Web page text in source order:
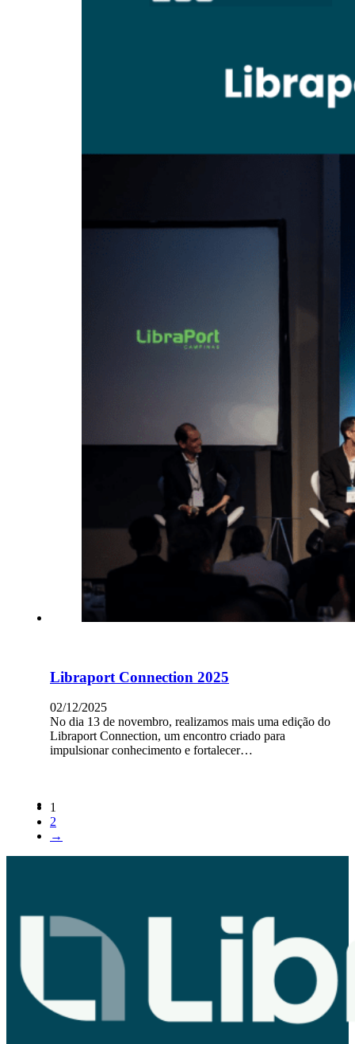
Libraport Connection 2025
02/12/2025
No dia 13 de novembro, realizamos mais uma edição do
Libraport Connection, um encontro criado para
impulsionar conhecimento e fortalecer…
1
2
→